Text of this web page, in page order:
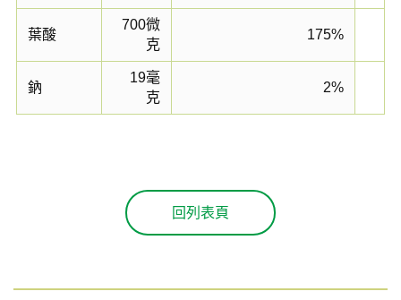
葉酸
700微
克
175%
鈉
19毫
克
2%
回列表頁